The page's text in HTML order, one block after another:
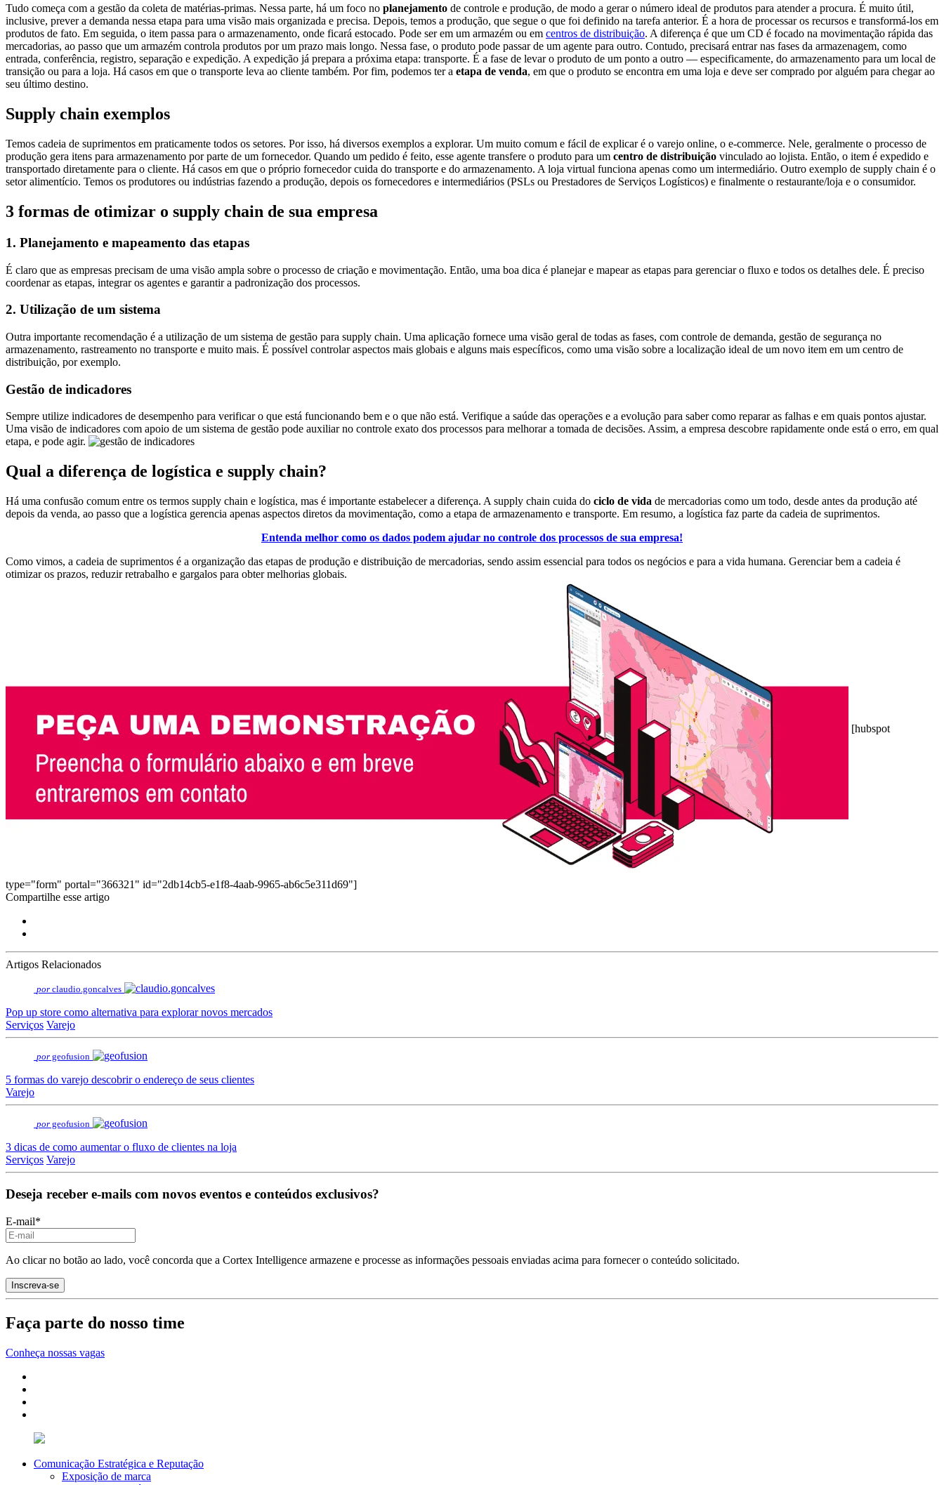
Tudo começa com a gestão da coleta de matérias-primas. Nessa parte, há um foco no planejamento de controle e produção, de modo a gerar o número ideal de produtos para atender a procura. É muito útil,
inclusive, prever a demanda nessa etapa para uma visão mais organizada e precisa. Depois, temos a produção, que segue o que foi definido na tarefa anterior. É a hora de processar os recursos e transformá-los em
produtos de fato. Em seguida, o item passa para o armazenamento, onde ficará estocado. Pode ser em um armazém ou em centros de distribuição. A diferença é que um CD é focado na movimentação rápida das
mercadorias, ao passo que um armazém controla produtos por um prazo mais longo. Nessa fase, o produto pode passar de um agente para outro. Contudo, precisará entrar nas fases da armazenagem, como
entrada, conferência, registro, separação e expedição. A expedição já prepara a próxima etapa: transporte. É a fase de levar o produto de um ponto a outro — especificamente, do armazenamento para um local de
transição ou para a loja. Há casos em que o transporte leva ao cliente também. Por fim, podemos ter a etapa de venda, em que o produto se encontra em uma loja e deve ser comprado por alguém para chegar ao
seu último destino.
Supply chain exemplos
Temos cadeia de suprimentos em praticamente todos os setores. Por isso, há diversos exemplos a explorar. Um muito comum e fácil de explicar é o varejo online, o e-commerce. Nele, geralmente o processo de
produção gera itens para armazenamento por parte de um fornecedor. Quando um pedido é feito, esse agente transfere o produto para um centro de distribuição vinculado ao lojista. Então, o item é expedido e
transportado diretamente para o cliente. Há casos em que o próprio fornecedor cuida do transporte e do armazenamento. A loja virtual funciona apenas como um intermediário. Outro exemplo de supply chain é o
setor alimentício. Temos os produtores ou indústrias fazendo a produção, depois os fornecedores e intermediários (PSLs ou Prestadores de Serviços Logísticos) e finalmente o restaurante/loja e o consumidor.
3 formas de otimizar o supply chain de sua empresa
1. Planejamento e mapeamento das etapas
É claro que as empresas precisam de uma visão ampla sobre o processo de criação e movimentação. Então, uma boa dica é planejar e mapear as etapas para gerenciar o fluxo e todos os detalhes dele. É preciso
coordenar as etapas, integrar os agentes e garantir a padronização dos processos.
2. Utilização de um sistema
Outra importante recomendação é a utilização de um sistema de gestão para supply chain. Uma aplicação fornece uma visão geral de todas as fases, com controle de demanda, gestão de segurança no
armazenamento, rastreamento no transporte e muito mais. É possível controlar aspectos mais globais e alguns mais específicos, como uma visão sobre a localização ideal de um novo item em um centro de
distribuição, por exemplo.
Gestão de indicadores
Sempre utilize indicadores de desempenho para verificar o que está funcionando bem e o que não está. Verifique a saúde das operações e a evolução para saber como reparar as falhas e em quais pontos ajustar.
Uma visão de indicadores com apoio de um sistema de gestão pode auxiliar no controle exato dos processos para melhorar a tomada de decisões. Assim, a empresa descobre rapidamente onde está o erro, em qual
etapa, e pode agir.
Qual a diferença de logística e supply chain?
Há uma confusão comum entre os termos supply chain e logística, mas é importante estabelecer a diferença. A supply chain cuida do ciclo de vida de mercadorias como um todo, desde antes da produção até
depois da venda, ao passo que a logística gerencia apenas aspectos diretos da movimentação, como a etapa de armazenamento e transporte. Em resumo, a logística faz parte da cadeia de suprimentos.
Entenda melhor como os dados podem ajudar no controle dos processos de sua empresa!
Como vimos, a cadeia de suprimentos é a organização das etapas de produção e distribuição de mercadorias, sendo assim essencial para todos os negócios e para a vida humana. Gerenciar bem a cadeia é
otimizar os prazos, reduzir retrabalho e gargalos para obter melhorias globais.
[hubspot
type="form" portal="366321" id="2db14cb5-e1f8-4aab-9965-ab6c5e311d69"]
Compartilhe esse artigo
Artigos Relacionados
por claudio.goncalves
Pop up store como alternativa para explorar novos mercados
Serviços Varejo
por geofusion
5 formas do varejo descobrir o endereço de seus clientes
Varejo
por geofusion
3 dicas de como aumentar o fluxo de clientes na loja
Serviços Varejo
Deseja receber e-mails com novos eventos e conteúdos exclusivos?
E-mail*
Ao clicar no botão ao lado, você concorda que a Cortex Intelligence armazene e processe as informações pessoais enviadas acima para fornecer o conteúdo solicitado.
Faça parte do nosso time
Conheça nossas vagas
Comunicação Estratégica e Reputação
Exposição de marca